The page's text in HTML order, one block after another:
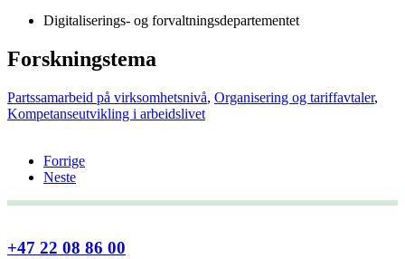
Digitaliserings- og forvaltningsdepartementet
Forskningstema
Partssamarbeid på virksomhetsnivå, Organisering og tariffavtaler,
Kompetanseutvikling i arbeidslivet
Forrige
Neste
+47 22 08 86 00